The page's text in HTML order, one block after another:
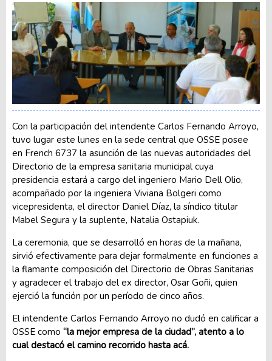
Con la participación del intendente Carlos Fernando Arroyo,
tuvo lugar este lunes en la sede central que OSSE posee
en French 6737 la asunción de las nuevas autoridades del
Directorio de la empresa sanitaria municipal cuya
presidencia estará a cargo del ingeniero Mario Dell Olio,
acompañado por la ingeniera Viviana Bolgeri como
vicepresidenta, el director Daniel Díaz, la síndico titular
Mabel Segura y la suplente, Natalia Ostapiuk.
La ceremonia, que se desarrolló en horas de la mañana,
sirvió efectivamente para dejar formalmente en funciones a
la flamante composición del Directorio de Obras Sanitarias
y agradecer el trabajo del ex director, Osar Goñi, quien
ejerció la función por un período de cinco años.
El intendente Carlos Fernando Arroyo no dudó en calificar a
OSSE como “la mejor empresa de la ciudad”, atento a lo
cual destacó el camino recorrido hasta acá.